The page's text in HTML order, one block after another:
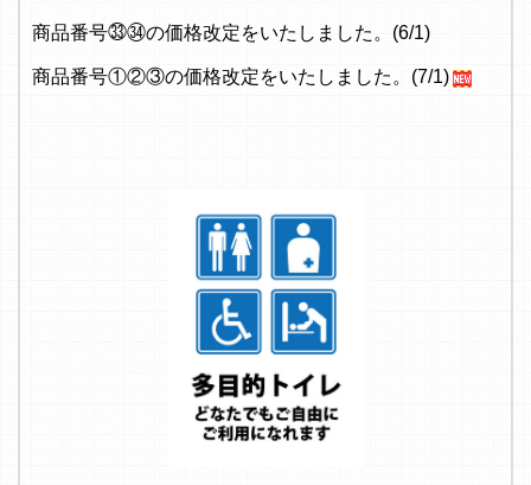
商品番号㉝㉞の価格改定をいたしました。(6/1)
商品番号①②③の価格改定をいたしました。(7/1)